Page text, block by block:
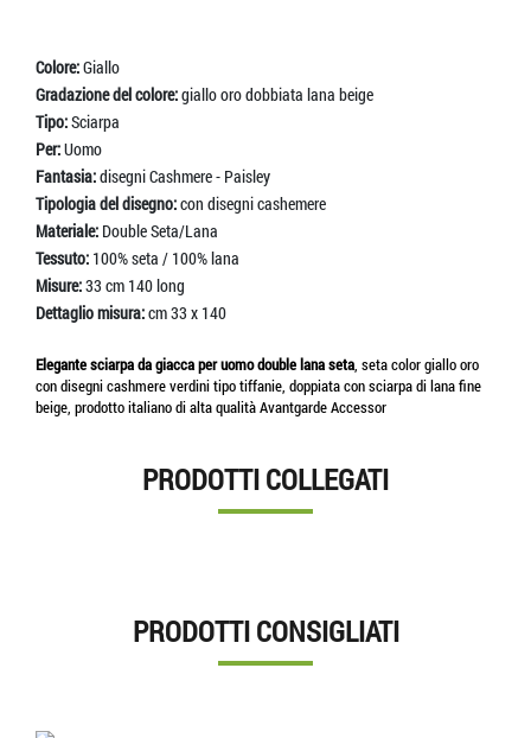
Colore:Giallo
Gradazione del colore:giallo oro dobbiata lana beige
Tipo:Sciarpa
Per:Uomo
Fantasia:disegni Cashmere - Paisley
Tipologia del disegno:con disegni cashemere
Materiale: Double Seta/Lana
Tessuto: 100% seta / 100% lana
Misure:33 cm 140 long
Dettaglio misura:cm 33 x 140
Elegante sciarpa da giacca per uomo double lana seta, seta color giallo oro
con disegni cashmere verdini tipo tiffanie, doppiata con sciarpa di lana fine
beige, prodotto italiano di alta qualità Avantgarde Accessor
PRODOTTI COLLEGATI
PRODOTTI CONSIGLIATI